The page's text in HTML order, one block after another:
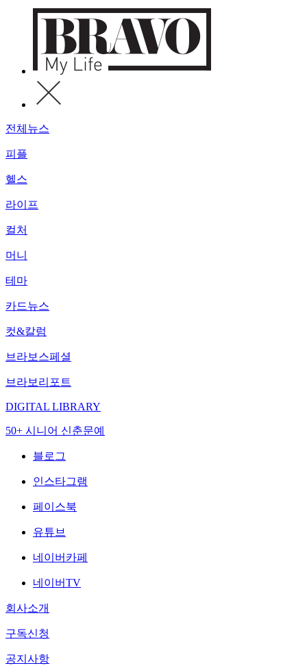
전체뉴스
피플
헬스
라이프
컬처
머니
테마
카드뉴스
컷&칼럼
브라보스페셜
브라보리포트
DIGITAL LIBRARY
50+ 시니어 신춘문예
블로그
인스타그램
페이스북
유튜브
네이버카페
네이버TV
회사소개
구독신청
공지사항